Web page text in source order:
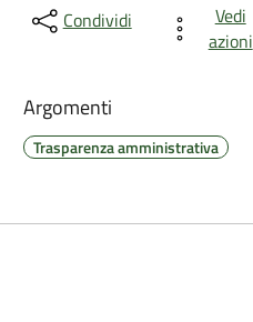
Condividi
Vedi
azioni
Argomenti
Trasparenza amministrativa